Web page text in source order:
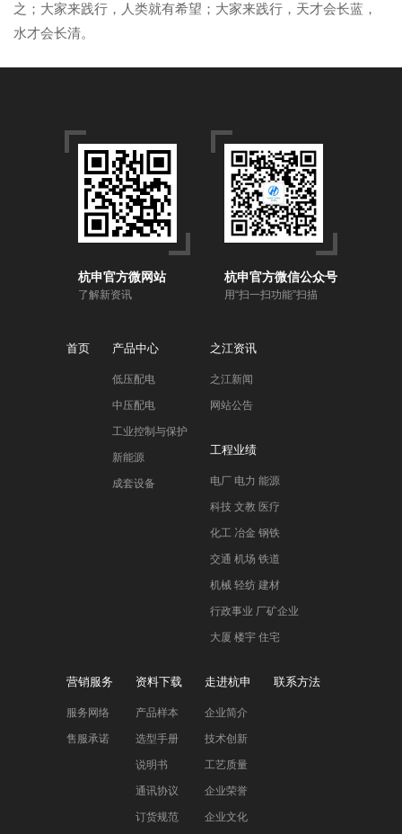
之；大家来践行，人类就有希望；大家来践行，天才会长蓝，
水才会长清。
杭申官方微网站
了解新资讯
杭申官方微信公众号
用“扫一扫功能”扫描
首页 产品中心
低压配电
中压配电
工业控制与保护
新能源
成套设备
之江资讯
之江新闻
网站公告
工程业绩
电厂 电力 能源
科技 文教 医疗
化工 冶金 钢铁
交通 机场 铁道
机械 轻纺 建材
行政事业 厂矿企业
大厦 楼宇 住宅
营销服务
服务网络
售服承诺
资料下载
产品样本
选型手册
说明书
通讯协议
订货规范
走进杭申
企业简介
技术创新
工艺质量
企业荣誉
企业文化
联系方法